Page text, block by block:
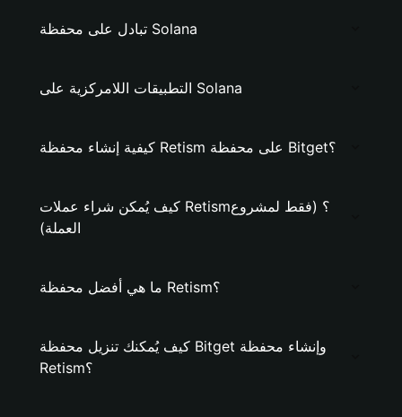
تبادل على محفظة Solana
التطبيقات اللامركزية على Solana
كيفية إنشاء محفظة Retism على محفظة Bitget؟
كيف يُمكن شراء عملات Retism؟ (فقط لمشروع
العملة)
ما هي أفضل محفظة Retism؟
كيف يُمكنك تنزيل محفظة Bitget وإنشاء محفظة
Retism؟